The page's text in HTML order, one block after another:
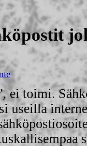
ei toimi.
useilla